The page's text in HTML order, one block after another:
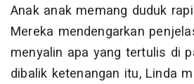
Anak anak memang duduk
Mereka mendengarkan
menyalin apa yang tertulis di
dibalik ketenangan itu, Linda